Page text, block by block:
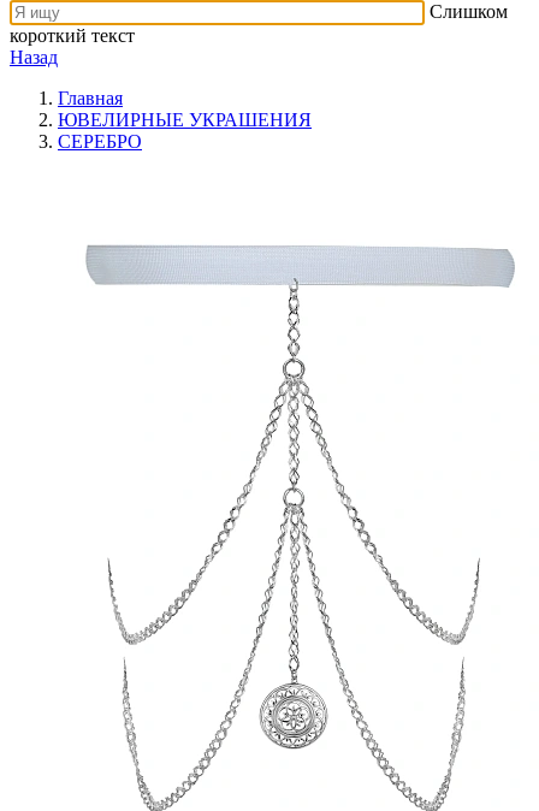
Слишком
короткий текст
Назад
Главная
ЮВЕЛИРНЫЕ УКРАШЕНИЯ
СЕРЕБРО